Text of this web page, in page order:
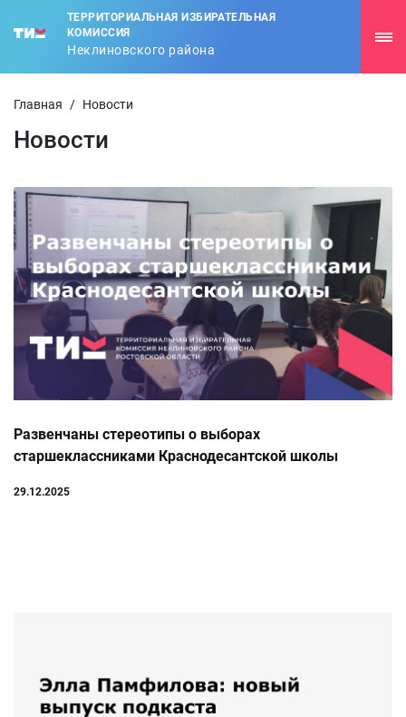
ТЕРРИТОРИАЛЬНАЯ ИЗБИРАТЕЛЬНАЯ
КОМИССИЯ
Неклиновского района
Главная / Новости
Новости
Развенчаны стереотипы о выборах
старшеклассниками Краснодесантской школы
29.12.2025